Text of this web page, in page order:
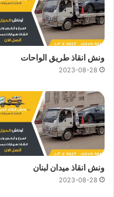
ونش انقاذ طريق الواحات
2023-08-28
ونش انقاذ ميدان لبنان
2023-08-28